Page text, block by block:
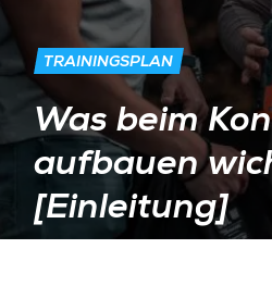
TRAININGSPLAN
Was beim
aufbauen
[Einleitung]